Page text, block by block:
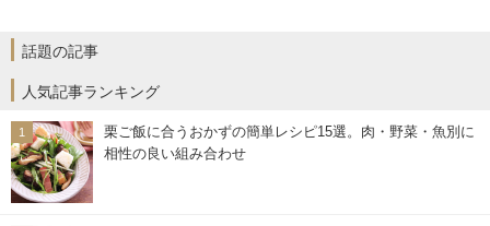
話題の記事
人気記事ランキング
栗ご飯に合うおかずの簡単レシピ15選。肉・野菜・魚別に
相性の良い組み合わせ